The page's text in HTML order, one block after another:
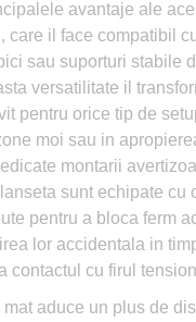
avantaje ale
care il face compatibil
sau suporturi stabile
versatilitate il
pentru orice tip de
moi sau in
montarii
sunt echipate cu
pentru a bloca ferm
lor accidentala in
contactul cu firul
aduce un plus de